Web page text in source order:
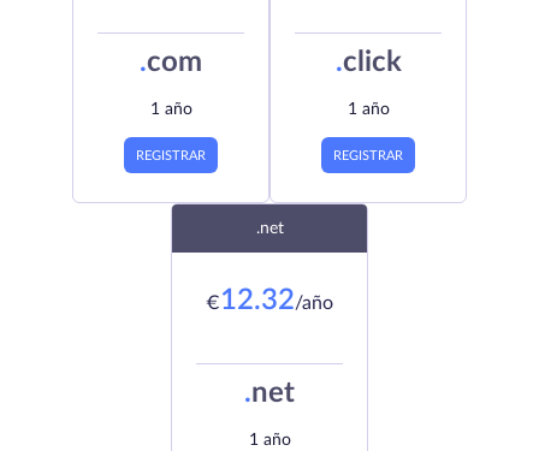
.com
1 año
REGISTRAR
.click
1 año
REGISTRAR
.net
€12.32/año
.net
1 año